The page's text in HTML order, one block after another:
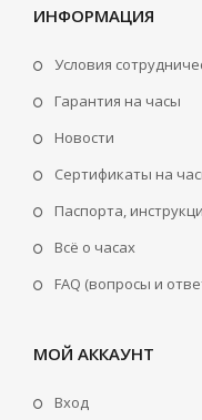
ИНФОРМАЦИЯ
Условия
Гарантия на часы
Новости
Сертификаты на
Паспорта,
Всё о часах
FAQ (вопросы и
МОЙ АККАУНТ
Вход